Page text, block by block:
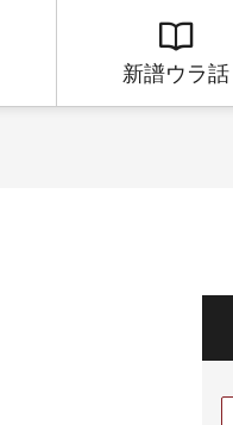
新譜ウラ話